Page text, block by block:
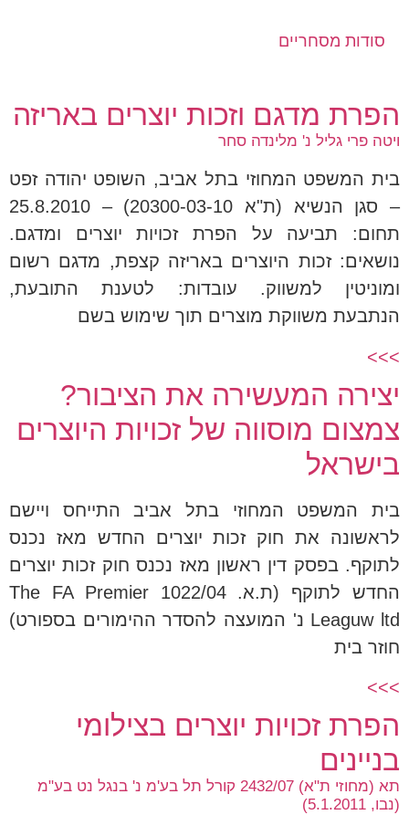
סודות מסחריים
הפרת מדגם וזכות יוצרים באריזה
ויטה פרי גליל נ' מלינדה סחר
בית המשפט המחוזי בתל אביב, השופט יהודה זפט
– סגן הנשיא (ת"א 20300-03-10) – 25.8.2010
תחום: תביעה על הפרת זכויות יוצרים ומדגם.
נושאים: זכות היוצרים באריזה קצפת, מדגם רשום
ומוניטין למשווק. עובדות: לטענת התובעת,
הנתבעת משווקת מוצרים תוך שימוש בשם
>>>
יצירה המעשירה את הציבור?
צמצום מוסווה של זכויות היוצרים
בישראל
בית המשפט המחוזי בתל אביב התייחס ויישם
לראשונה את חוק זכות יוצרים החדש מאז נכנס
לתוקף. בפסק דין ראשון מאז נכנס חוק זכות יוצרים
החדש לתוקף (ת.א. 1022/04 The FA Premier
Leaguw ltd נ' המועצה להסדר ההימורים בספורט)
חוזר בית
>>>
הפרת זכויות יוצרים בצילומי
בניינים
תא (מחוזי ת"א) 2432/07 קורל תל בע'מ נ' בנגל נט בע"מ
(נבו, 5.1.2011)